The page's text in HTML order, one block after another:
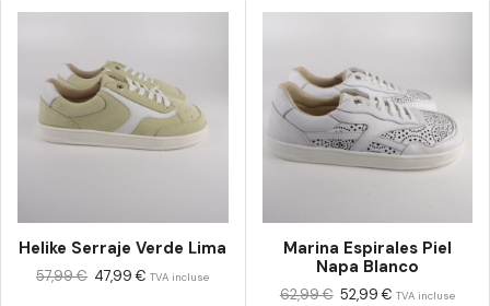
Helike Serraje Verde Lima
57,99€ 47,99€ TVA incluse
Marina Espirales Piel
Napa Blanco
62,99€ 52,99€ TVA incluse